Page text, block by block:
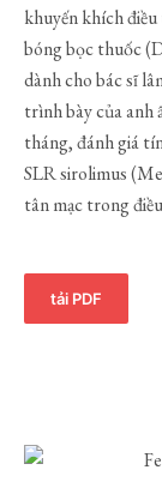
khuyến khích
bóng bọc thuốc
dành cho bác sĩ
trình bày của
tháng, đánh giá
SLR sirolimus
tân mạc trong
tải PDF